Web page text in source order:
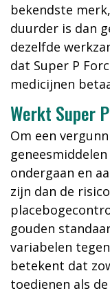
bekendste
duurder is dan
dezelfde
dat Super P
medicijnen
Werkt Super
Om een
ondergaan en
zijn dan de
gouden
variabelen
betekent dat
toedienen als